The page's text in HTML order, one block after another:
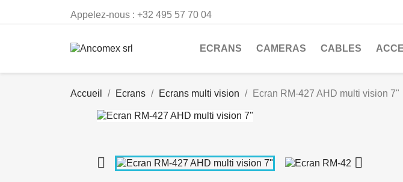
Appelez-nous : +32 495 57 70 04
ECRANS CAMERAS CABLES
Accueil Ecrans Ecrans multi vision Ecran RM-427 AHD multi vision 7"
 